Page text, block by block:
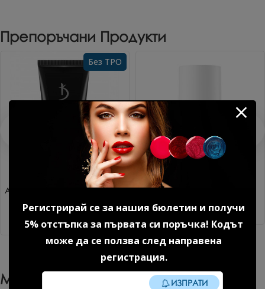
Регистрирай се за нашия бюлетин и получи
5% отстъпка за първата си поръчка! Кодът
може да се ползва след направена
регистрация.
ИЗПРАТИ
Препоръчани Продукти
Без TPO
Акригел Sparkle mood №1 15
Дехидратор 15 мл.
8.18 € (16.00 лв.)
Може Да Харесате Още